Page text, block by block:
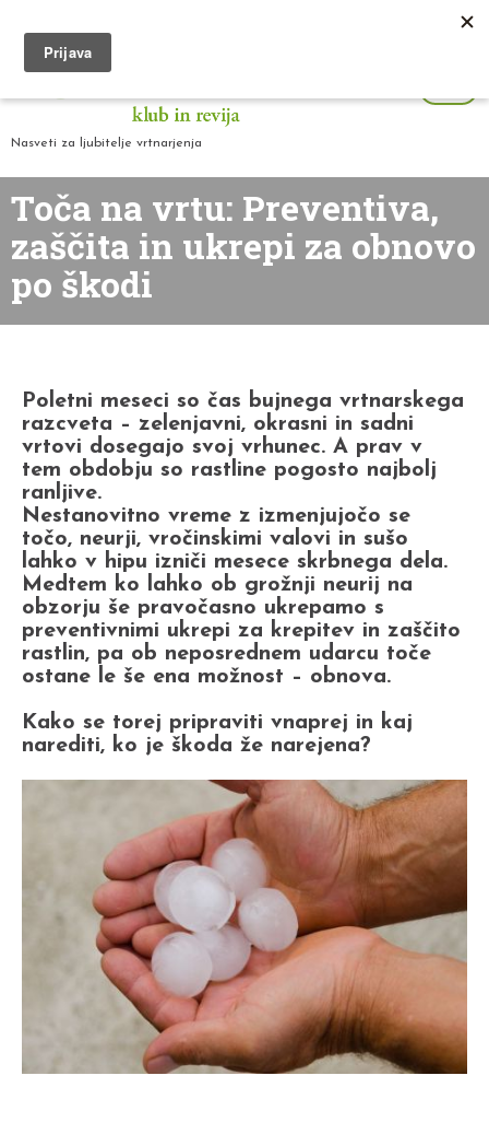
Nasveti za ljubitelje vrtnarjenja
Toča na vrtu: Preventiva,
zaščita in ukrepi za obnovo
po škodi
Poletni meseci so čas bujnega vrtnarskega
razcveta – zelenjavni, okrasni in sadni
vrtovi dosegajo svoj vrhunec. A prav v
tem obdobju so rastline pogosto najbolj
ranljive.
Nestanovitno vreme z izmenjujočo se
točo, neurji, vročinskimi valovi in sušo
lahko v hipu izniči mesece skrbnega dela.
Medtem ko lahko ob grožnji neurij na
obzorju še pravočasno ukrepamo s
preventivnimi ukrepi za krepitev in zaščito
rastlin, pa ob neposrednem udarcu toče
ostane le še ena možnost – obnova.
Kako se torej pripraviti vnaprej in kaj
narediti, ko je škoda že narejena?